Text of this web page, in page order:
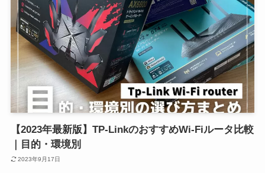
【2023年最新版】TP-LinkのおすすめWi-Fiルータ比較
｜目的・環境別
2023年9月17日